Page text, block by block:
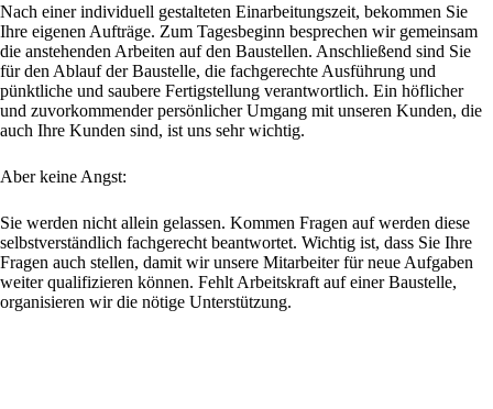
Nach einer individuell gestalteten Einarbeitungszeit, bekommen Sie
Ihre eigenen Aufträge. Zum Tagesbeginn besprechen wir gemeinsam
die anstehenden Arbeiten auf den Baustellen. Anschließend sind Sie
für den Ablauf der Baustelle, die fachgerechte Ausführung und
pünktliche und saubere Fertigstellung verantwortlich. Ein höflicher
und zuvorkommender persönlicher Umgang mit unseren Kunden, die
auch Ihre Kunden sind, ist uns sehr wichtig.
Aber keine Angst:
Sie werden nicht allein gelassen. Kommen Fragen auf werden diese
selbstverständlich fachgerecht beantwortet. Wichtig ist, dass Sie Ihre
Fragen auch stellen, damit wir unsere Mitarbeiter für neue Aufgaben
weiter qualifizieren können. Fehlt Arbeitskraft auf einer Baustelle,
organisieren wir die nötige Unterstützung.